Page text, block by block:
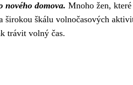
domova. Mnoho žen, které
širokou škálu volnočasových
trávit volný čas.